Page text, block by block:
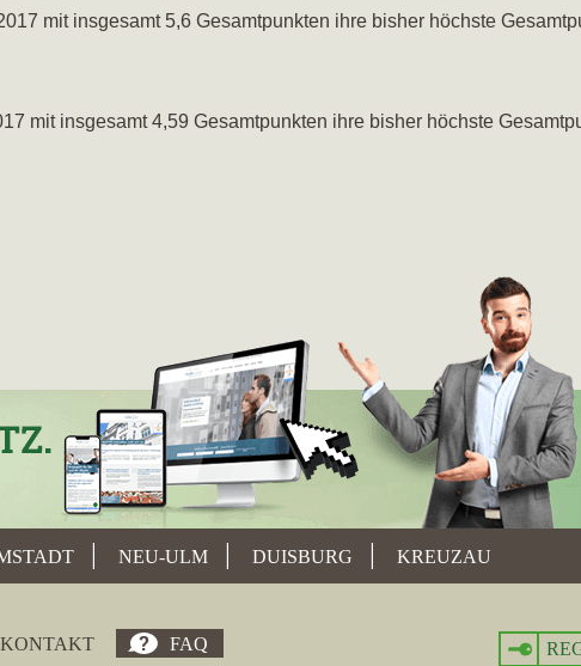
mit insgesamt 5,6 Gesamtpunkten ihre bisher höchste
mit insgesamt 4,59 Gesamtpunkten ihre bisher höchste
NEU-ULM DUISBURG KREUZAU
KONTAKT FAQ